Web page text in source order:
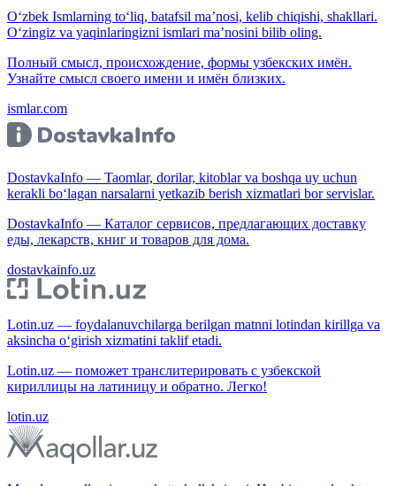
O‘zbek Ismlarning to‘liq, batafsil ma’nosi, kelib chiqishi, shakllari.
O‘zingiz va yaqinlaringizni ismlari ma’nosini bilib oling.
Полный смысл, происхождение, формы узбекских имён.
Узнайте смысл своего имени и имён близких.
ismlar.com
DostavkaInfo — Taomlar, dorilar, kitoblar va boshqa uy uchun
kerakli bo‘lagan narsalarni yetkazib berish xizmatlari bor servislar.
DostavkaInfo — Каталог сервисов, предлагающих доставку
еды, лекарств, книг и товаров для дома.
dostavkainfo.uz
Lotin.uz — foydalanuvchilarga berilgan matnni lotindan kirillga va
aksincha o‘girish xizmatini taklif etadi.
Lotin.uz — поможет транслитерировать с узбекской
кириллицы на латиницу и обратно. Легко!
lotin.uz